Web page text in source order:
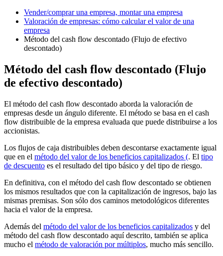
Vender/comprar una empresa, montar una empresa
Valoración de empresas: cómo calcular el valor de una
empresa
Método del cash flow descontado (Flujo de efectivo
descontado)
Método del cash flow descontado (Flujo
de efectivo descontado)
El método del cash flow descontado aborda la valoración de
empresas desde un ángulo diferente. El método se basa en el cash
flow distribuible de la empresa evaluada que puede distribuirse a los
accionistas.
Los flujos de caja distribuibles deben descontarse exactamente igual
que en el método del valor de los beneficios capitalizados (. El tipo
de descuento es el resultado del tipo básico y del tipo de riesgo.
En definitiva, con el método del cash flow descontado se obtienen
los mismos resultados que con la capitalización de ingresos, bajo las
mismas premisas. Son sólo dos caminos metodológicos diferentes
hacia el valor de la empresa.
Además del método del valor de los beneficios capitalizados y del
método del cash flow descontado aquí descrito, también se aplica
mucho el método de valoración por múltiplos, mucho más sencillo.